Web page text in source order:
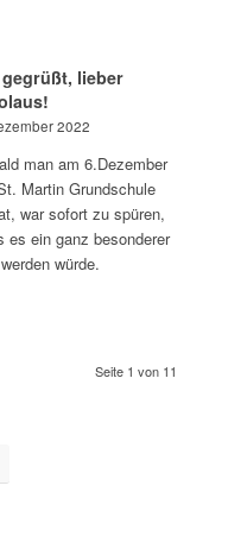
lie­ber
2022
man am 6.Dezember
Mar­tin Grund­schu­le
war sofort zu spü­ren,
es ein ganz beson­de­rer
würde.
Sei­te 1 von 11